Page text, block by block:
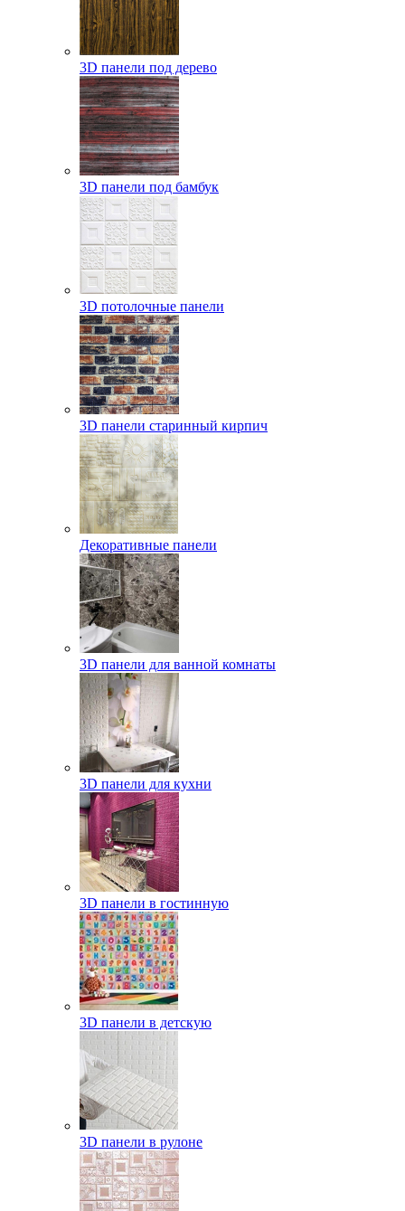
3D панели под дерево
3D панели под бамбук
3D потолочные панели
3D панели старинный кирпич
Декоративные панели
3D панели для ванной комнаты
3D панели для кухни
3D панели в гостинную
3D панели в детскую
3D панели в рулоне